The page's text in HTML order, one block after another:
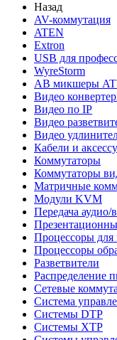
Назад
AV-коммутация
ATEN
Extron
USB для
WyreStorm
АВ микшеры
Видео
Видео по IP
Видео
Видео
Кабели и
Коммутаторы
Коммутаторы
Матричные
Модули KVM
Передача аудио/
Процессоры для
Процессоры
Разветвители
Распределение
Сетевые
Система
Системы DTP
Системы XTP